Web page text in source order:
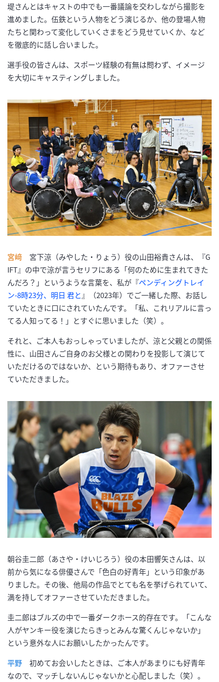
堤さんとはキャストの中でも一番議論を交わしながら撮影を
進めました。伍鉄という人物をどう演じるか、他の登場人物
たちと関わって変化していくさまをどう見せていくか、など
を徹底的に話し合いました。
選手役の皆さんは、スポーツ経験の有無は問わず、イメージ
を大切にキャスティングしました。
宮﨑 宮下涼（みやした・りょう）役の山田裕貴さんは、『G
IFT』の中で涼が言うセリフにある「何のために生まれてきた
んだろ？」というような言葉を、私が『ペンディングトレイ
ン-8時23分、明日 君と』（2023年）でご一緒した際、お話し
ていたときに口にされていたんです。「私、これリアルに言っ
てる人知ってる！」とすぐに思いました（笑）。
それと、ご本人もおっしゃっていましたが、涼と父親との関係
性に、山田さんご自身のお父様との関わりを投影して演じて
いただけるのではないか、という期待もあり、オファーさせ
ていただきました。
朝谷圭二郎（あさや・けいじろう）役の本田響矢さんは、以
前から気になる俳優さんで「色白の好青年」という印象があ
りました。その後、他局の作品でとても名を挙げられていて、
満を持してオファーさせていただきました。
圭二郎はブルズの中で一番ダークホース的存在です。「こんな
人がヤンキー役を演じたらきっとみんな驚くんじゃないか」
という意外な人にお願いしたかったんです。
平野 初めてお会いしたときは、ご本人があまりにも好青年
なので、マッチしないんじゃないかと心配しました（笑）。